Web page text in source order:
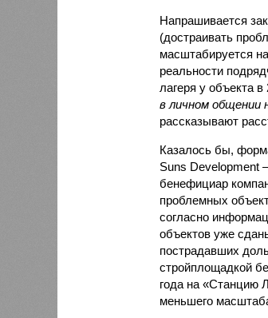
Напрашивается
(достраивать
масштабируется
реальности
лагеря у объекта
в личном общении
рассказывают
Казалось бы,
Suns Development
бенефициар
проблемных
согласно
объектов уже
пострадавших
стройплощадкой
года на «Станцию
меньшего